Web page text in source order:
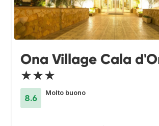
Ona Village Cala
★★★
8.6
Molto buono